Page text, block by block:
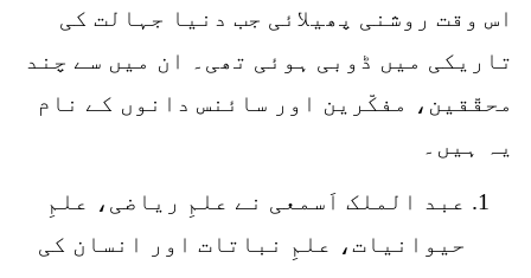
اس وقت روشنی پھیلائی جب دنیا جہالت کی
تاریکی میں ڈوبی ہوئی تھی۔ ان میں سے چند
محقّقین، مفکّرین اور سائنس دانوں کے نام
یہ ہیں۔
عبد الملک اَسمعی نے علمِ ریاضی، علمِ
حیوانیات، علمِ نباتات اور انسان کی